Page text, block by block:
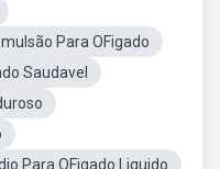
Para OFigado
Saudavel
Para OFigado Liquido